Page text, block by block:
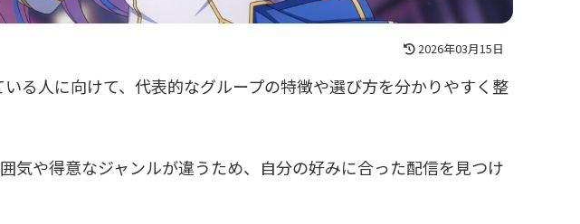
2026年03月15日
る人に向けて、代表的なグループの特徴や選び方を分かりやすく整
気や得意なジャンルが違うため、自分の好みに合った配信を見つけ